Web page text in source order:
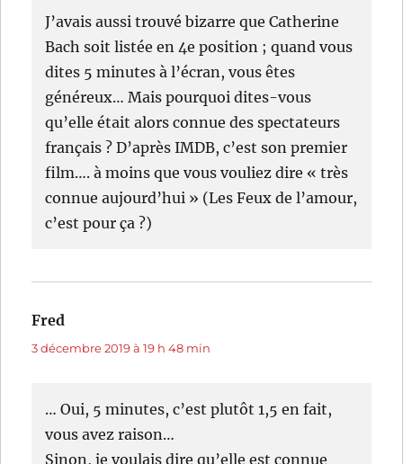
J’avais aussi trouvé bizarre que Catherine
Bach soit listée en 4e position ; quand vous
dites 5 minutes à l’écran, vous êtes
généreux… Mais pourquoi dites-vous
qu’elle était alors connue des spectateurs
français ? D’après IMDB, c’est son premier
film…. à moins que vous vouliez dire « très
connue aujourd’hui » (Les Feux de l’amour,
c’est pour ça ?)
Fred
3 décembre 2019 à 19 h 48 min
… Oui, 5 minutes, c’est plutôt 1,5 en fait,
vous avez raison…
Sinon, je voulais dire qu’elle est connue